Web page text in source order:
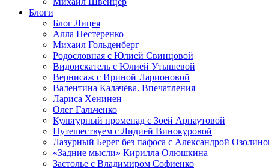
Блоги
Блог Лицея
Алла Нестеренко
Михаил Гольденберг
Родословная с Юлией Свинцовой
Видоискатель с Юлией Утышевой
Вернисаж с Ириной Ларионовой
Валентина Калачёва. Впечатления
Лариса Хенинен
Олег Гальченко
Культурный променад с Зоей Арнаутовой
Путешествуем с Лидией Винокуровой
Лазурный Берег без пафоса с Александрой
«Задние мысли» Кирилла Олюшкина
Застолье с Владимиром Софиенко